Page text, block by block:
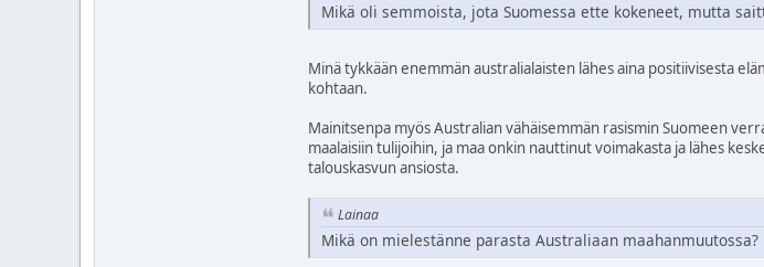
Mikä oli semmoista, jota Suomessa ette kokeneet, mutta
Minä tykkään enemmän australialaisten lähes aina positiivisesta
kohtaan.
Mainitsenpa myös Australian vähäisemmän rasismin Suomeen
maalaisiin tulijoihin, ja maa onkin nauttinut voimakasta ja lähes
talouskasvun ansiosta.
Lainaa
Mikä on mielestänne parasta Australiaan maahanmuutossa?